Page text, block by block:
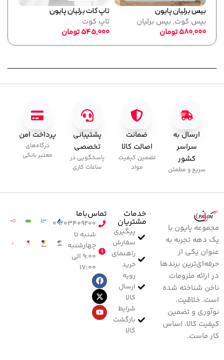
بیس برلیان پایون
بیس کوت, بیس برلیان
580,000تومان
تاپ کات برلیان پایون
تاپ کوت
545,000تومان
ارسال به
سراسر
کشور
سریع و مطمئن
ضمانت
اصالت کالا
تضمین کیفیت
مواد
پشتیبانی
تخصصی
پاسخگویی در
ساعات کاری
پرداخت امن
درگاه‌های
معتبر بانکی
مجموعه پایون با
یک دهه تجربه به
عنوان یکی از
حرفه‌ای‌ترین برندها
در ارائه ملزومات
ناخن شناخته شده
است. خلاقیت،
نوآوری و تضمین
کیفیت کالا، اساس
کار ماست.
خدمات
مشتریان
پیگیری
سفارش
راهنمای
خرید
رویه
ارسال
کالا
شرایط
بازگشت
کالا
تماس‌با‌ما
۰۹۲۰۳۴۰۹۲۰۰
شنبه تا
چهارشنبه
۹:۰۰ الی
۱۷:۰۰